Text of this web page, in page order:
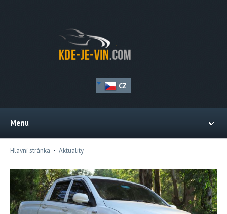
CZ
Menu
Hlavní stránka Aktuality